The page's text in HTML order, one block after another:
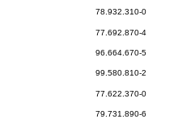
78.932.310-0
77.692.870-4
96.664.670-5
99.580.810-2
77.622.370-0
79.731.890-6